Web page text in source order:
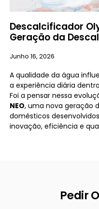
Descalcificador
Geração da
Junho 16, 2026
A qualidade da água
a experiência diária
Foi a pensar nessa
NEO, uma nova geração
domésticos
inovação, eficiência e
Pedir